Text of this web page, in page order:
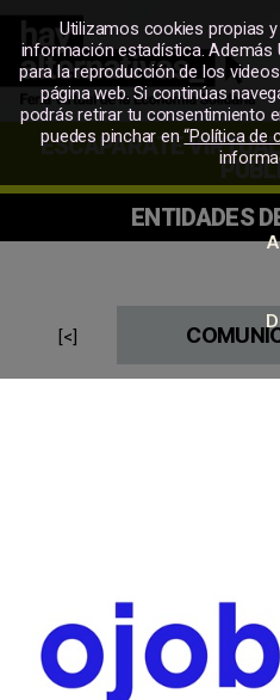
MERKATU
SOZIALAESCAPARATE
ENTIDADES
[<]
Utilizamos cookies propias
información estadística. Además
para la reproducción de los
página web. Si continúas
podrás retirar tu consentimiento
puedes pinchar en“Política de